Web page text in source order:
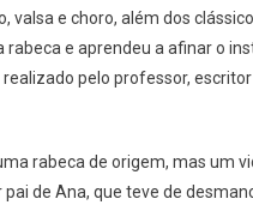
e choro, além dos
e aprendeu a afinar o
pelo professor,
rabeca de origem, mas um
de Ana, que teve de